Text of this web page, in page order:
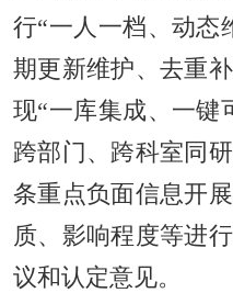
行“一人一档、动态
期更新维护、去重
现“一库集成、一键
跨部门、跨科室同
条重点负面信息开
质、影响程度等进
议和认定意见。